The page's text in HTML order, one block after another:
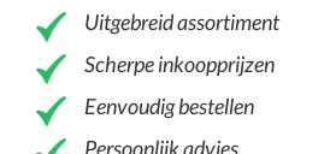
Uitgebreid assortiment
Scherpe inkoopprijzen
Eenvoudig bestellen
Persoonlijk advies